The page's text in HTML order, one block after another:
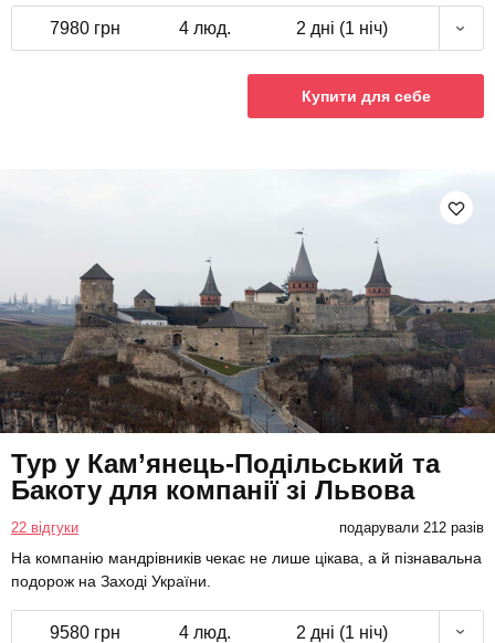
7980 грн 4 люд. 2 дні (1 ніч)
Купити для себе
Тур у Кам’янець-Подільський та
Бакоту для компанії зі Львова
22 відгуки подарували 212 разів
На компанію мандрівників чекає не лише цікава, а й пізнавальна
подорож на Заході України.
9580 грн 4 люд. 2 дні (1 ніч)